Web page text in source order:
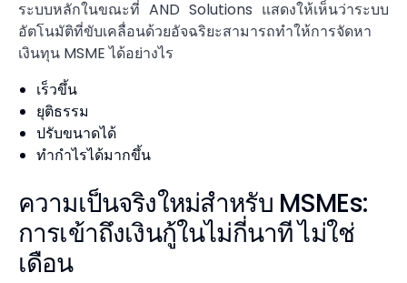
ระบบหลักในขณะที่ AND Solutions แสดงให้เห็นว่าระบบ
อัตโนมัติที่ขับเคลื่อนด้วยอัจฉริยะสามารถทำให้การจัดหา
เงินทุน MSME ได้อย่างไร
เร็วขึ้น
ยุติธรรม
ปรับขนาดได้
ทำกำไรได้มากขึ้น
ความเป็นจริงใหม่สำหรับ MSMEs:
การเข้าถึงเงินกู้ในไม่กี่นาที ไม่ใช่
เดือน